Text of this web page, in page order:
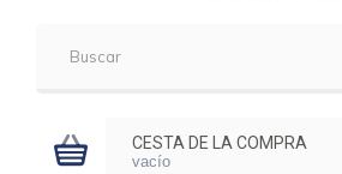
CESTA DE LA COMPRA
vacío